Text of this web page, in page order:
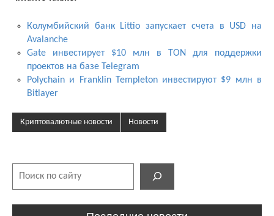
Колумбийский банк Littio запускает счета в USD на
Avalanche
Gate инвестирует $10 млн в TON для поддержки
проектов на базе Telegram
Polychain и Franklin Templeton инвестируют $9 млн в
Bitlayer
Криптовалютные новости Новости